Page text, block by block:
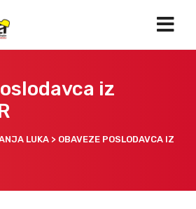
iz
LUKA > OBAVEZE POSLODAVCA IZ